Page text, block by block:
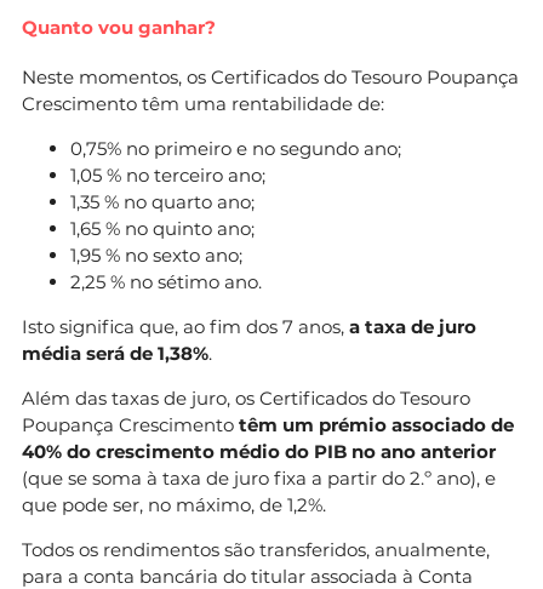
Quanto vou ganhar?
Neste momentos, os Certificados do Tesouro Poupança
Crescimento têm uma rentabilidade de:
0,75% no primeiro e no segundo ano;
1,05 % no terceiro ano;
1,35 % no quarto ano;
1,65 % no quinto ano;
1,95 % no sexto ano;
2,25 % no sétimo ano.
Isto significa que, ao fim dos 7 anos, a taxa de juro
média será de 1,38%.
Além das taxas de juro, os Certificados do Tesouro
Poupança Crescimento têm um prémio associado de
40% do crescimento médio do PIB no ano anterior
(que se soma à taxa de juro fixa a partir do 2.º ano), e
que pode ser, no máximo, de 1,2%.
Todos os rendimentos são transferidos, anualmente,
para a conta bancária do titular associada à Conta